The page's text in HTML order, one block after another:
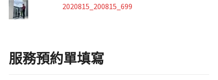
2020815_200815_699
服務預約單填寫